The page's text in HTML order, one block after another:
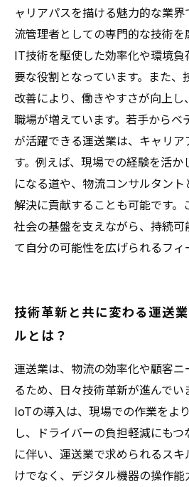
ャリアパスを描ける魅力的な業
流管理者としての専門的な技術を
IT技術を駆使した効率化や環境
要な役割となっています。また、
改善により、働きやすさが向上
職場が増えています。若手からベ
が活躍できる運送業は、キャリ
す。例えば、現場での経験を活か
になる道や、物流コンサルタン
解決に貢献することも可能です。
社会の基盤を支えながら、持続
て自分の可能性を広げられるフィ
技術革新と共に変わる運送
ルとは？
運送業は、物流の効率化や顧客
るため、日々技術革新が進んで
IoTの導入は、現場での作業をよ
し、ドライバーの負担軽減にも
に伴い、運送業で求められるス
けでなく、デジタル機器の操作